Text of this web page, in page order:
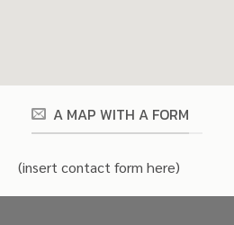
A MAP WITH A FORM
(insert contact form here)